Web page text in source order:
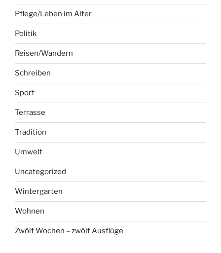
Pflege/Leben im Alter
Politik
Reisen/Wandern
Schreiben
Sport
Terrasse
Tradition
Umwelt
Uncategorized
Wintergarten
Wohnen
Zwölf Wochen – zwölf Ausflüge